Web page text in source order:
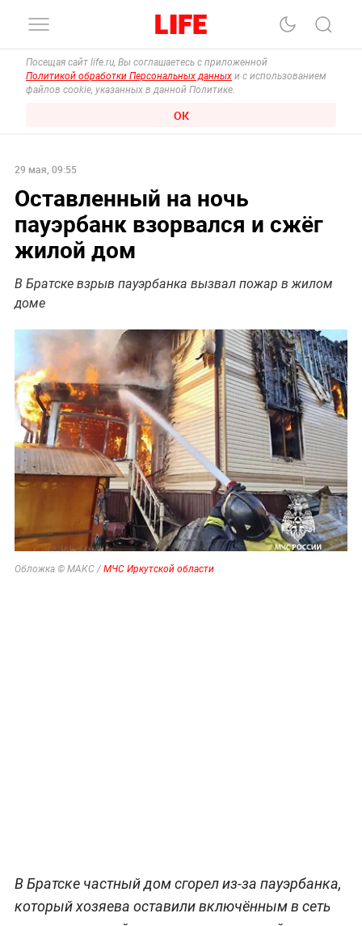
Посещая сайт life.ru, Вы соглашаетесь с приложенной
Политикой обработки Персональных данных и с использованием
файлов cookie, указанных в данной Политике.
ОК
29 мая, 09:55
Оставленный на ночь
пауэрбанк взорвался и сжёг
жилой дом
В Братске взрыв пауэрбанка вызвал пожар в жилом
доме
Обложка © МАКС / МЧС Иркутской области
В Братске частный дом сгорел из-за пауэрбанка,
который хозяева оставили включённым в сеть